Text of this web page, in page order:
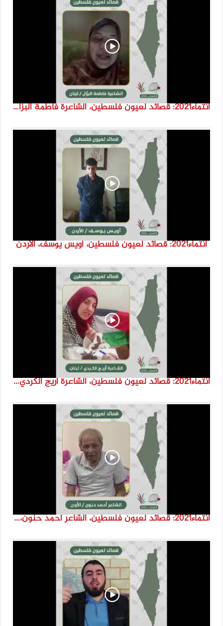
انتماء2021: قصائد لعيون فلسطين، الشاعرة فاطمة البزّال، لبنان
انتماء2021: قصائد لعيون فلسطين، أويس يوسف، الاردن
انتماء2021: قصائد لعيون فلسطين، الشاعرة اريج الكردي، لبنان
انتماء2021: قصائد لعيون فلسطين، الشاعر احمد حنون، الاردن